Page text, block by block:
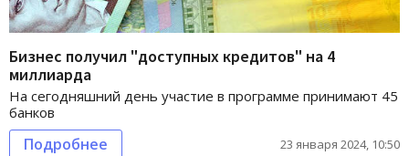
Бизнес получил "доступных кредитов" на 4
миллиарда
На сегодняшний день участие в программе принимают 45
банков
Подробнее 23 января 2024, 10:50